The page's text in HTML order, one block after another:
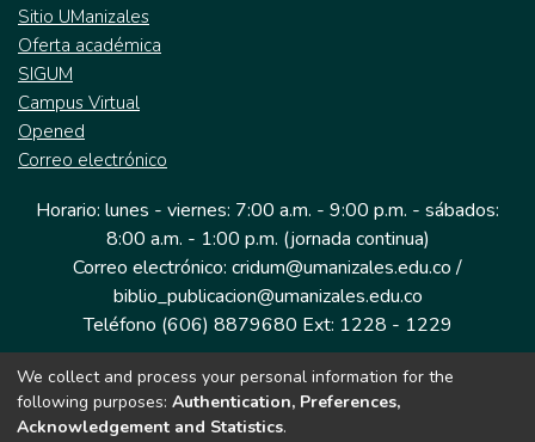
Sitio UManizales
Oferta académica
SIGUM
Campus Virtual
Opened
Correo electrónico
Horario: lunes - viernes: 7:00 a.m. - 9:00 p.m. - sábados:
8:00 a.m. - 1:00 p.m. (jornada continua)
Correo electrónico: cridum@umanizales.edu.co /
biblio_publicacion@umanizales.edu.co
Teléfono (606) 8879680 Ext: 1228 - 1229
Dirección: Cra 9 a # 19-03 Edificio histórico, piso 1
Manizales, Caldas
We collect and process your personal information for the
following purposes: Authentication, Preferences,
Acknowledgement and Statistics.